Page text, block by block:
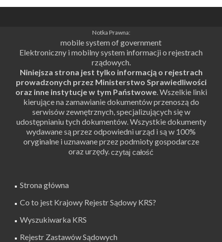
Notka Prawna:
mobile system of government
Elektroniczny i mobilny system informacji o rejestrach
rządowych.
Niniejsza strona jest tylko informacją o rejestrach
prowadzonych przez Ministerstwo Sprawiedliwości
oraz inne instytucje w tym Państwowe. Wszelkie linki
kierujące na zamawianie dokumentów przenoszą do
serwisów zewnętrznych, specjalizujących się w
udostępnianiu tych dokumentów. Wszystkie dokumenty
wydawane są przez odpowiedni urząd i są w 100%
oryginalne i uznawane przez podmioty gospodarcze
oraz urzędy.
Strona główna
Co to jest Krajowy Rejestr Sądowy KRS?
Wyszukiwarka KRS
Rejestr Zastawów Sądowych